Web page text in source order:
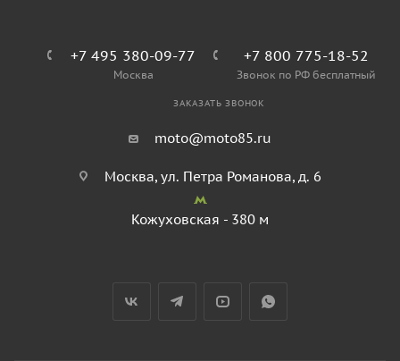
+7 495 380-09-77
Москва
+7 800 775-18-52
Звонок по РФ бесплатный
ЗАКАЗАТЬ ЗВОНОК
moto@moto85.ru
Москва, ул. Петра Романова, д. 6
Кожуховская - 380 м